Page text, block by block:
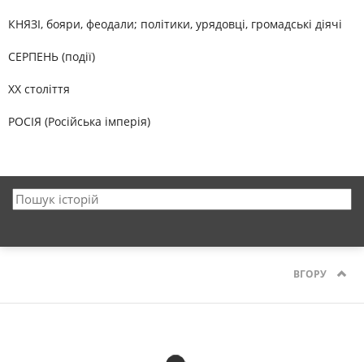
КНЯЗІ, бояри, феодали; політики, урядовці, громадські діячі
СЕРПЕНЬ (події)
XX століття
РОСІЯ (Російська імперія)
ВГОРУ